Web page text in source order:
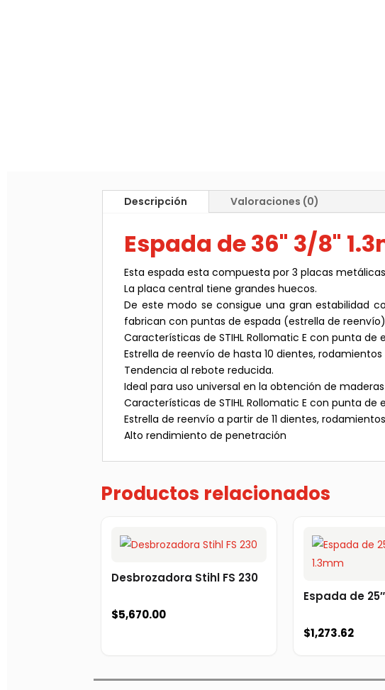
Descripción Valoraciones (0)
Espada de 36" 3/8"
Esta espada esta compuesta por 3 placas
La placa central tiene grandes huecos.
De este modo se consigue una gran estabilidad
fabrican con puntas de espada (estrella de
Características de STIHL Rollomatic E con punta de
Estrella de reenvío de hasta 10 dientes,
Tendencia al rebote reducida.
Ideal para uso universal en la obtención de
Características de STIHL Rollomatic E con punta de
Estrella de reenvío a partir de 11 dientes,
Alto rendimiento de penetración
Productos relacionados
Desbrozadora Stihl FS 230
$5,670.00
Espada de
$1,273.62